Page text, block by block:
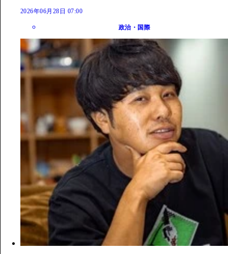
2026年06月28日 07:00
政治・国際